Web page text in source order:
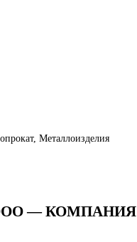
Металлоизделия
ООО — КОМПАНИЯ